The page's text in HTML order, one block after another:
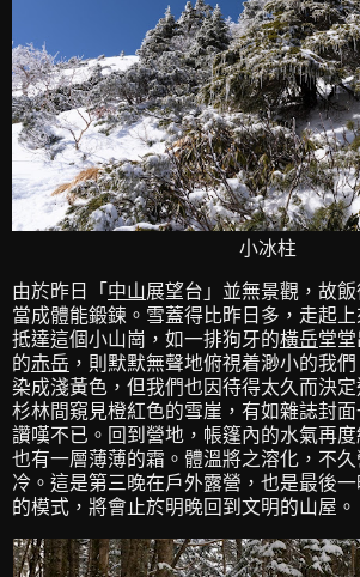
小冰柱
由於昨日「 中山展望台」並無景觀，故
當成體能鍛鍊。雪蓋得比昨日多，走起
抵達這個小山崗，如一排狗牙的橫岳堂
的赤岳 ，則默默無聲地俯視着渺小的我
染成淺黃色，但我們也因待得太久而決
杉林間窺見橙紅色的雪崖，有如雜誌封
讚嘆不已。回到營地，帳篷內的水氣再
也有一層薄薄的霜。體溫將之溶化，不
冷。這是第三晚在戶外露營，也是最後
的模式，將會止於明晚回到文明的山屋。